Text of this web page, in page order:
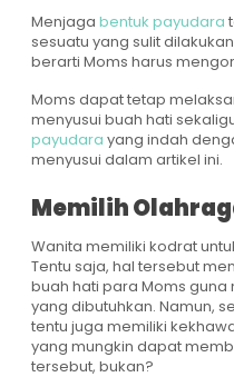
Menjaga bentuk payudara
sesuatu yang sulit
berarti Moms harus
Moms dapat tetap
menyusui buah hati
payudara yang indah
menyusui dalam artikel ini.
Memilih
Wanita memiliki kodrat
Tentu saja, hal tersebut
buah hati para Moms
yang dibutuhkan. Namun,
tentu juga memiliki
yang mungkin dapat
tersebut, bukan?